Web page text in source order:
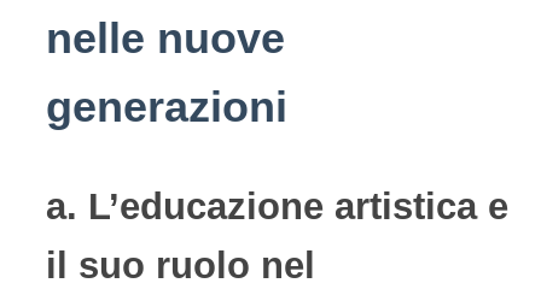
nelle nuove
generazioni
a. L’educazione artistica e
il suo ruolo nel